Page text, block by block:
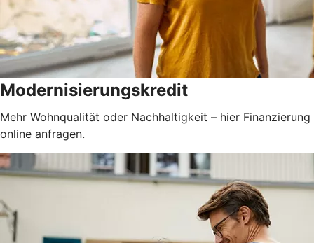
Modernisierungskredit
Mehr Wohnqualität oder Nachhaltigkeit – hier Finanzierung
online anfragen.